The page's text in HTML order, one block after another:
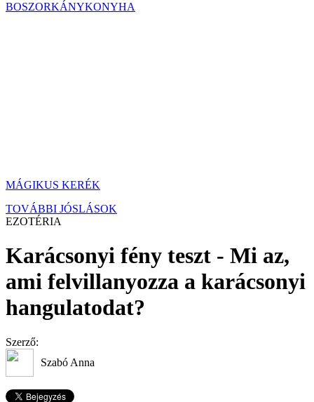
BOSZORKÁNYKONYHA
MÁGIKUS KERÉK
TOVÁBBI JÓSLÁSOK
EZOTÉRIA
Karácsonyi fény teszt - Mi az,
ami felvillanyozza a karácsonyi
hangulatodat?
Szerző:
Szabó Anna